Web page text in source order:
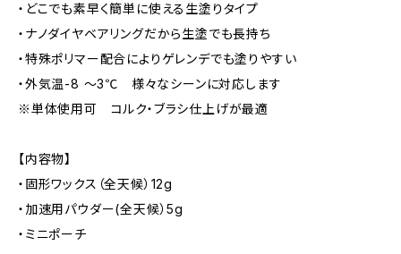
・どこでも素早く簡単に使える生塗りタイプ
・ナノダイヤベアリングだから生塗でも長持ち
・特殊ポリマー配合によりゲレンデでも塗りやすい
・外気温-8 ～3℃ 様々なシーンに対応します
※単体使用可 コルク・ブラシ仕上げが最適
【内容物】
・固形ワックス（全天候）12g
・加速用パウダー(全天候）5g
・ミニポーチ